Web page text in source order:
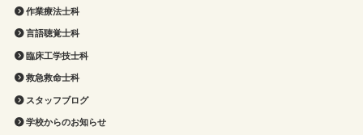
作業療法士科
言語聴覚士科
臨床工学技士科
救急救命士科
スタッフブログ
学校からのお知らせ